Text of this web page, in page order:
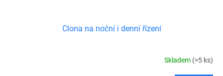
Clona na noční i denní řízení
Skladem (>5 ks)